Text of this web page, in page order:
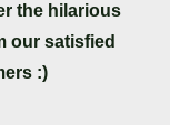
the hilarious
our satisfied
:)